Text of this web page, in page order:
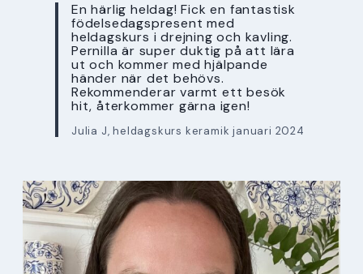
En härlig heldag! Fick en fantastisk
födelsedagspresent med
heldagskurs i drejning och kavling.
Pernilla är super duktig på att lära
ut och kommer med hjälpande
händer när det behövs.
Rekommenderar varmt ett besök
hit, återkommer gärna igen!
Julia J, heldagskurs keramik januari 2024